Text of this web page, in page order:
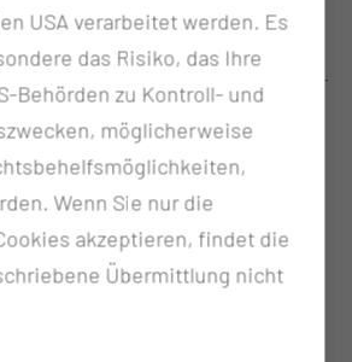
hat positive Effekte auf Körper
Prozesse in Gang, die zu einer
beitragen können und das
Körper fördern.
kann die Rückfallrate
in der Natur sind
erforderlich, Hilfsmittel
USA verarbeitet werden. Es
das Risiko, das Ihre
Behörden zu Kontroll- und
möglicherweise
Wenn Sie nur die
akzeptieren, findet die
Übermittlung nicht